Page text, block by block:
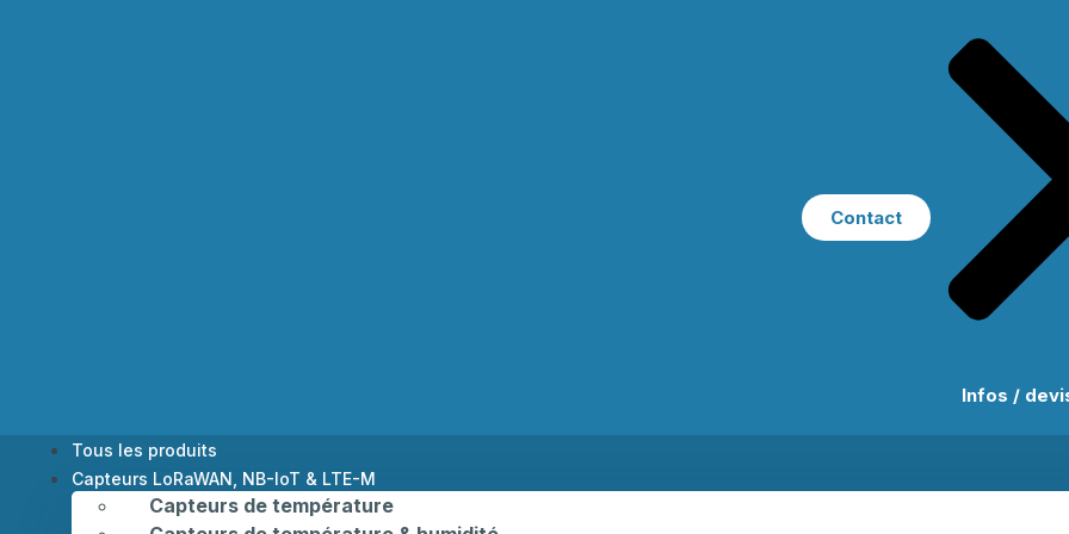
Contact
Tous les produits
Capteurs LoRaWAN, NB-IoT & LTE-M
Capteurs de température